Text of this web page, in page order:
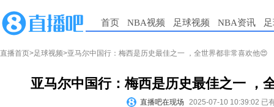
首页 NBA视频 足球视频 NBA资讯
直播首页>足球视频>亚马尔中国行：梅西是历史最佳之一 ，全世界都非常喜欢他😍
亚马尔中国行：梅西是历史最佳之一 ，
直播吧在现场 2025-07-10 10:39:02 已